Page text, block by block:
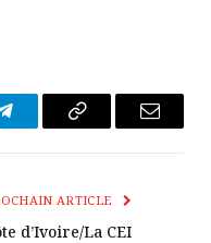
TélégrammeCopier
Lien
E-
ARTICLE
d’Ivoire/La CEI